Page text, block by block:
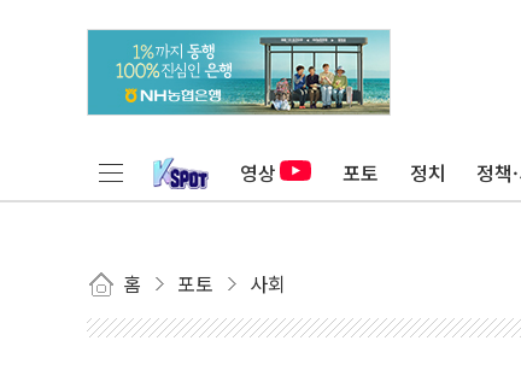
영상 포토 정치 정책
홈 포토 사회